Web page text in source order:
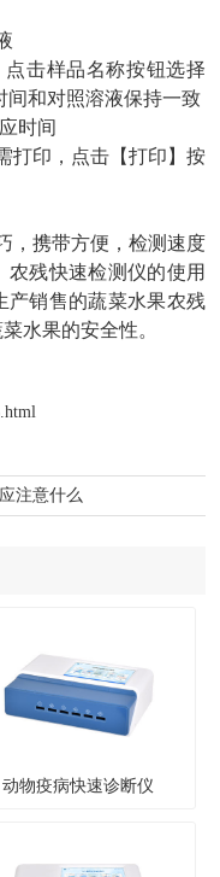
击样品名称按钮选择
间和对照溶液保持一致
时间
打印，点击【打印】按
，携带方便，检测速度
残快速检测仪的使用
产销售的蔬菜水果农残
水果的安全性。
注意什么
动物疫病快速诊断仪